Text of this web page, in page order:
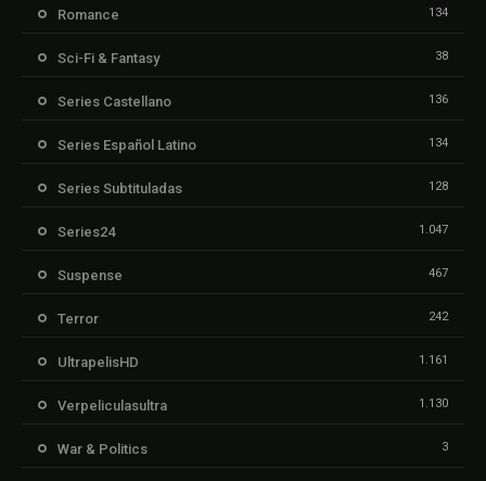
Romance 134
Sci-Fi & Fantasy 38
Series Castellano 136
Series Español Latino 134
Series Subtituladas 128
Series24 1.047
Suspense 467
Terror 242
UltrapelisHD 1.161
Verpeliculasultra 1.130
War & Politics 3